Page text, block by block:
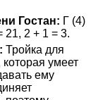
Гостан: Г (4)
2 + 1 = 3.
Тройка для
умеет
ему